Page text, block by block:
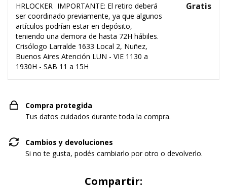
HRLOCKER IMPORTANTE: El retiro deberá
ser coordinado previamente, ya que algunos
artículos podrían estar en depósito,
teniendo una demora de hasta 72H hábiles.
Crisólogo Larralde 1633 Local 2, Nuñez,
Buenos Aires Atención LUN - VIE 1130 a
1930H - SAB 11 a 15H
Gratis
Compra protegida
Tus datos cuidados durante toda la compra.
Cambios y devoluciones
Si no te gusta, podés cambiarlo por otro o devolverlo.
Compartir: